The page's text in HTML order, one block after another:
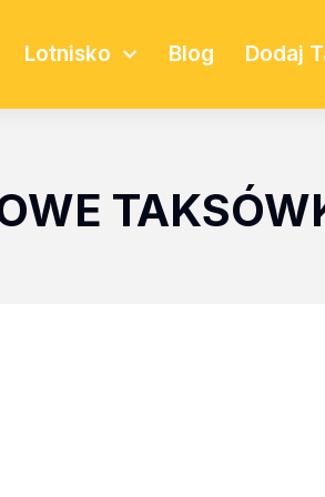
Lotnisko Blog Dodaj